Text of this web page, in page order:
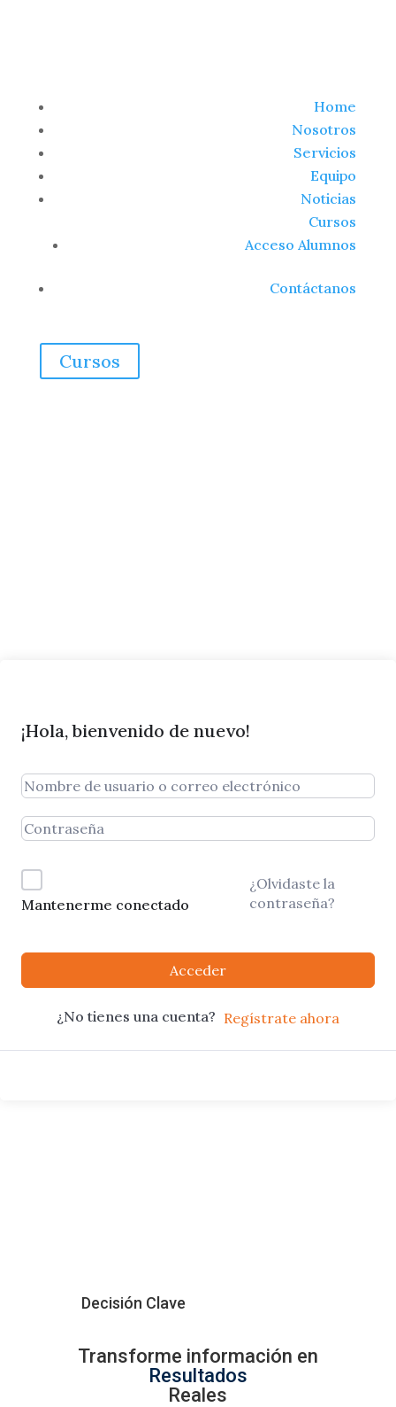
Home
Nosotros
Servicios
Equipo
Noticias
Cursos
Acceso Alumnos
Contáctanos
Cursos
¡Hola, bienvenido de nuevo!
Mantenerme conectado
¿Olvidaste la
contraseña?
Acceder
¿No tienes una cuenta? Regístrate ahora
Decisión Clave
Transforme información en
Resultados
Reales